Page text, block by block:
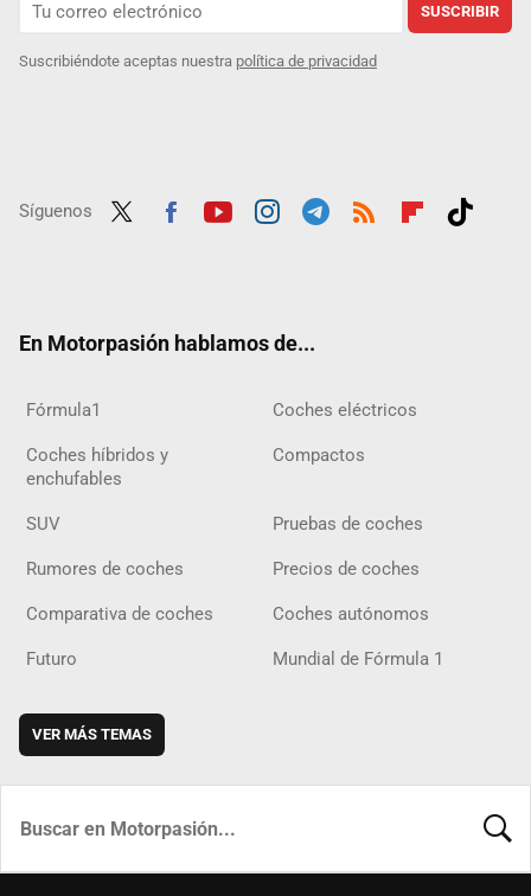
SUSCRIBIR
Suscribiéndote aceptas nuestra política de privacidad
Síguenos
En Motorpasión hablamos de...
Fórmula1 Coches eléctricos
Coches híbridos y
enchufables
Compactos
SUV Pruebas de coches
Rumores de coches Precios de coches
Comparativa de coches Coches autónomos
Futuro Mundial de Fórmula 1
VER MÁS TEMAS